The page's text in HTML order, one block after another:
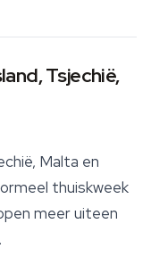
Tsjechië,
Malta en
thuiskweek
meer uiteen